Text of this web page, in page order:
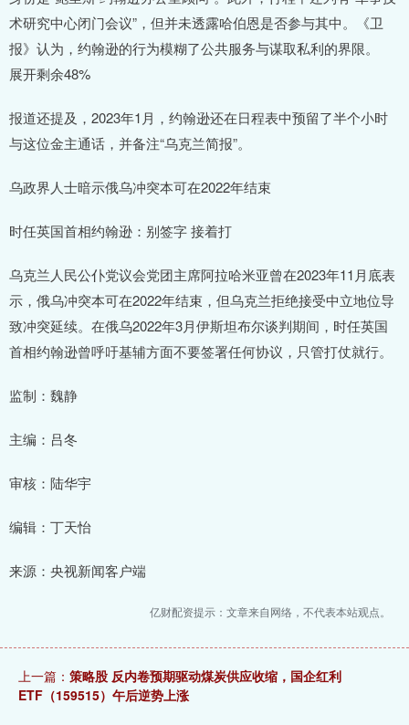
术研究中心闭门会议”，但并未透露哈伯恩是否参与其中。《卫
报》认为，约翰逊的行为模糊了公共服务与谋取私利的界限。
展开剩余48%
报道还提及，2023年1月，约翰逊还在日程表中预留了半个小时
与这位金主通话，并备注“乌克兰简报”。
乌政界人士暗示俄乌冲突本可在2022年结束
时任英国首相约翰逊：别签字 接着打
乌克兰人民公仆党议会党团主席阿拉哈米亚曾在2023年11月底表
示，俄乌冲突本可在2022年结束，但乌克兰拒绝接受中立地位导
致冲突延续。在俄乌2022年3月伊斯坦布尔谈判期间，时任英国
首相约翰逊曾呼吁基辅方面不要签署任何协议，只管打仗就行。
监制：魏静
主编：吕冬
审核：陆华宇
编辑：丁天怡
来源：央视新闻客户端
亿财配资提示：文章来自网络，不代表本站观点。
上一篇： 策略股 反内卷预期驱动煤炭供应收缩，国企红利
ETF（159515）午后逆势上涨